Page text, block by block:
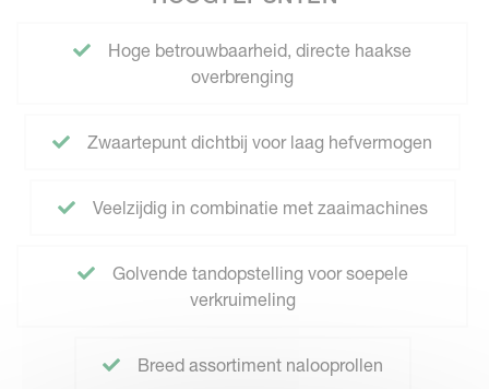
Hoge betrouwbaarheid, directe haakse
overbrenging
Zwaartepunt dichtbij voor laag hefvermogen
Veelzijdig in combinatie met zaaimachines
Golvende tandopstelling voor soepele
verkruimeling
Breed assortiment nalooprollen